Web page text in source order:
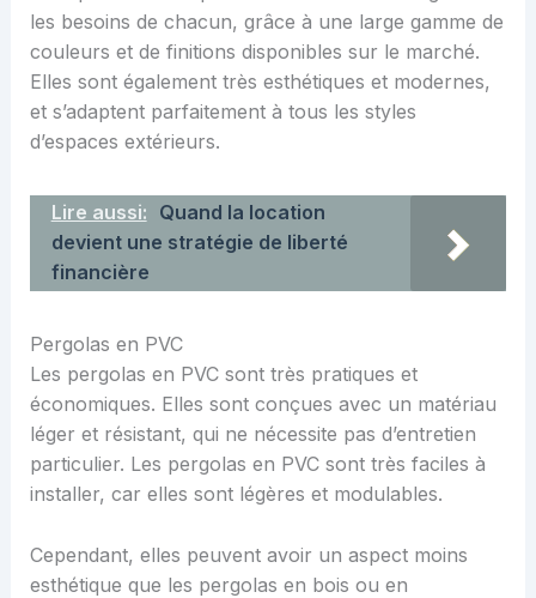
les besoins de chacun, grâce à une large gamme de
couleurs et de finitions disponibles sur le marché.
Elles sont également très esthétiques et modernes,
et s’adaptent parfaitement à tous les styles
d’espaces extérieurs.
Lire aussi: Quand la location
devient une stratégie de liberté
financière
Pergolas en PVC
Les pergolas en PVC sont très pratiques et
économiques. Elles sont conçues avec un matériau
léger et résistant, qui ne nécessite pas d’entretien
particulier. Les pergolas en PVC sont très faciles à
installer, car elles sont légères et modulables.
Cependant, elles peuvent avoir un aspect moins
esthétique que les pergolas en bois ou en